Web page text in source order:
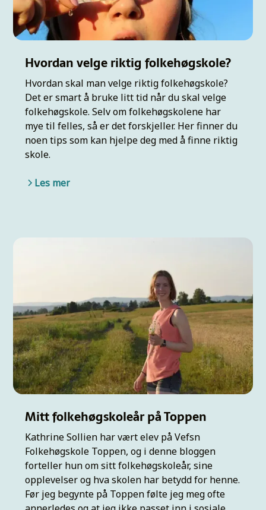
Hvordan velge riktig folkehøgskole?
Hvordan skal man velge riktig folkehøgskole?
Det er smart å bruke litt tid når du skal velge
folkehøgskole. Selv om folkehøgskolene har
mye til felles, så er det forskjeller. Her finner du
noen tips som kan hjelpe deg med å finne riktig
skole.
Les mer
Mitt folkehøgskoleår på Toppen
Kathrine Sollien har vært elev på Vefsn
Folkehøgskole Toppen, og i denne bloggen
forteller hun om sitt folkehøgskoleår, sine
opplevelser og hva skolen har betydd for henne.
Før jeg begynte på Toppen følte jeg meg ofte